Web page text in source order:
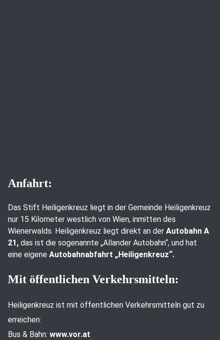
Anfahrt:
Das Stift Heiligenkreuz liegt in der Gemeinde Heiligenkreuz
nur 15 Kilometer westlich von Wien, inmitten des
Wienerwalds. Heiligenkreuz liegt direkt an der Autobahn A
21, das ist die sogenannte „Allander Autobahn“, und hat
eine eigene Autobahnabfahrt „Heiligenkreuz“.
Mit öffentlichen Verkehrsmitteln:
Heiligenkreuz ist mit öffentlichen Verkehrsmitteln gut zu
erreichen:
Bus & Bahn: www.vor.at